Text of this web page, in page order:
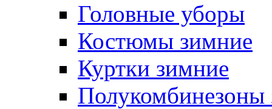
Головные уборы
Костюмы зимние
Куртки зимние
Полукомбинезоны